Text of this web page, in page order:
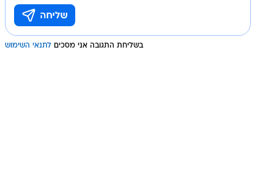
בשליחת התגובה אני מסכים לתנאי השימוש